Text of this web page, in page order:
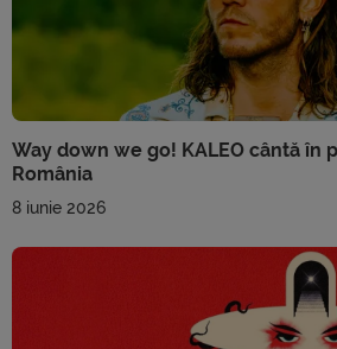
Way down we go! KALEO cântă în
România
8 iunie 2026